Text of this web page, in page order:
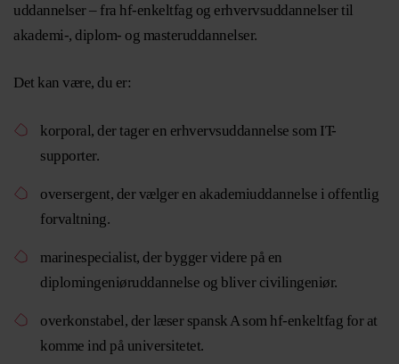
uddannelser – fra hf-enkeltfag og erhvervsuddannelser til
akademi-, diplom- og masteruddannelser.
Det kan være, du er:
korporal, der tager en erhvervsuddannelse som IT-
supporter.
oversergent, der vælger en akademiuddannelse i offentlig
forvaltning.
marinespecialist, der bygger videre på en
diplomingeniøruddannelse og bliver civilingeniør.
overkonstabel, der læser spansk A som hf-enkeltfag for at
komme ind på universitetet.